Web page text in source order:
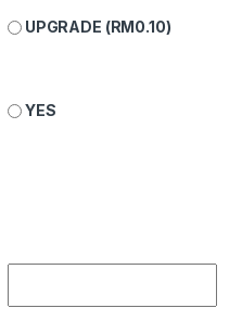
UPGRADE (RM0.10)
YES